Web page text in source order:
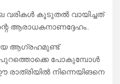
വരികൾ കൂടുതൽ വായിച്ചത്
ആരാധകനാണദ്ദേഹം..
ആഗ്രഹമുണ്ട്
പുറത്തൊക്കെ പോകുമ്പോൾ
രാത്രിയിൽ നിന്നെയിങനെ